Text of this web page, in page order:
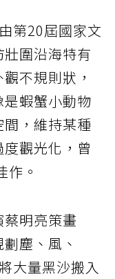
第20屆國家文
圍沿海特有
不規則狀，
蝦蟹小動物
，維持某種
觀光化，曾
作。
明亮策畫
塵、風、
大量黑沙搬入